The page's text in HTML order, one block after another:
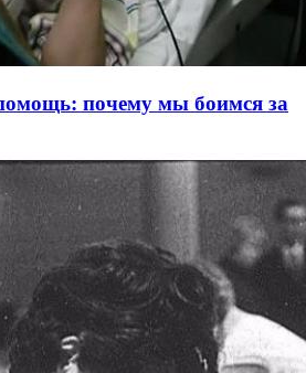
почему мы боимся за